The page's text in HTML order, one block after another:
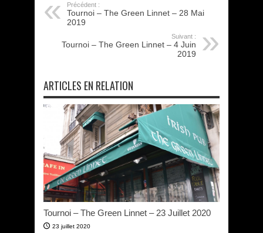
Précédent :
Tournoi – The Green Linnet – 28 Mai
2019
Suivant :
Tournoi – The Green Linnet – 4 Juin
2019
ARTICLES EN RELATION
Tournoi – The Green Linnet – 23 Juillet 2020
23 juillet 2020